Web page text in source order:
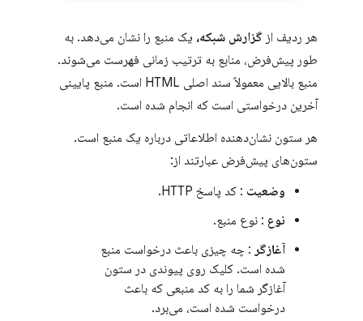
هر ردیف از گزارش شبکه، یک منبع را نشان می‌دهد. به
طور پیش‌فرض، منابع به ترتیب زمانی فهرست می‌شوند.
منبع بالایی معمولاً سند اصلی HTML است. منبع پایینی
آخرین درخواستی است که انجام شده است.
هر ستون نشان‌دهنده اطلاعاتی درباره یک منبع است.
ستون‌های پیش‌فرض عبارتند از:
وضعیت : کد پاسخ HTTP.
نوع : نوع منبع.
آغازگر : چه چیزی باعث درخواست منبع
شده است. کلیک روی پیوندی در ستون
آغازگر شما را به کد منبعی که باعث
درخواست شده است، می‌برد.